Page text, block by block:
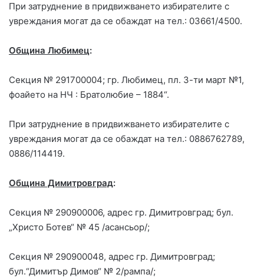
При затруднение в придвижването избирателите с
увреждания могат да се обаждат на тел.: 03661/4500.
Община Любимец:
Секция № 291700004; гр. Любимец, пл. 3-ти март №1,
фоайето на НЧ : Братолюбие – 1884“.
При затруднение в придвижването избирателите с
увреждания могат да се обаждат на тел.: 0886762789,
0886/114419.
Община Димитровград:
Секция № 290900006, адрес гр. Димитровград; бул.
„Христо Ботев“ № 45 /асансьор/;
Секция № 290900048, адрес гр. Димитровград;
бул.“Димитър Димов“ № 2/рампа/;